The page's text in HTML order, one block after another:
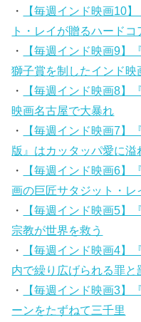
・
【毎週インド映画10
ト・レイが贈るハード
・
【毎週インド映画9】
獅子賞を制したインド映
・
【毎週インド映画8】
映画名古屋で大暴れ
・
【毎週インド映画7
版』はカッタッパ愛に
・
【毎週インド映画6】
画の巨匠サタジット・レ
・
【毎週インド映画5】
宗教が世界を救う
・
【毎週インド映画4】
内で繰り広げられる罪と
・
【毎週インド映画3】
ーンをたずねて三千里